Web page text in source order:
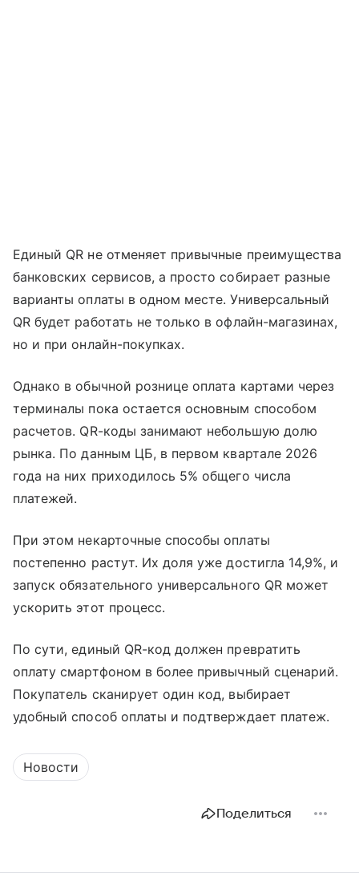
Единый QR не отменяет привычные преимущества
банковских сервисов, а просто собирает разные
варианты оплаты в одном месте. Универсальный
QR будет работать не только в офлайн-магазинах,
но и при онлайн-покупках.
Однако в обычной рознице оплата картами через
терминалы пока остается основным способом
расчетов. QR-коды занимают небольшую долю
рынка. По данным ЦБ, в первом квартале 2026
года на них приходилось 5% общего числа
платежей.
При этом некарточные способы оплаты
постепенно растут. Их доля уже достигла 14,9%, и
запуск обязательного универсального QR может
ускорить этот процесс.
По сути, единый QR-код должен превратить
оплату смартфоном в более привычный сценарий.
Покупатель сканирует один код, выбирает
удобный способ оплаты и подтверждает платеж.
Новости
Поделиться